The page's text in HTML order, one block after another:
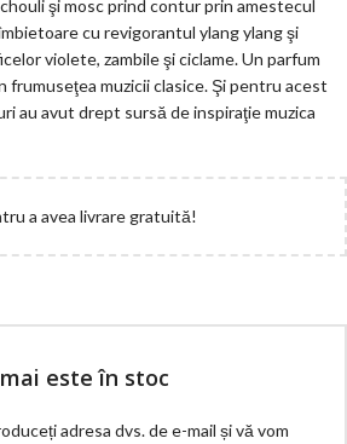
şi mosc prind contur prin amestecul
cu revigorantul ylang ylang şi
violete, zambile şi ciclame. Un parfum
frumuseţea muzicii clasice. Şi pentru acest
au avut drept sursă de inspiraţie muzica
a avea livrare gratuită!
este în stoc
adresa dvs. de e-mail și vă vom